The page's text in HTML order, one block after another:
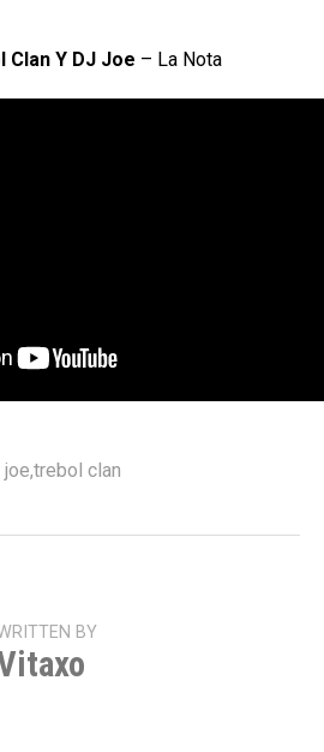
Clan Y DJ Joe – La Nota
joe,trebol clan
BY